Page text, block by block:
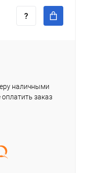
наличными
заказ